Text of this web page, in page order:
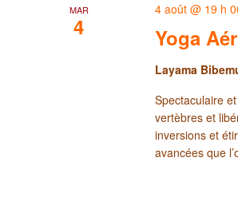
MAR
4 Yoga
4 août @ 19 h
Layama
Spectaculaire
vertèbres et
inversions et
avancées que